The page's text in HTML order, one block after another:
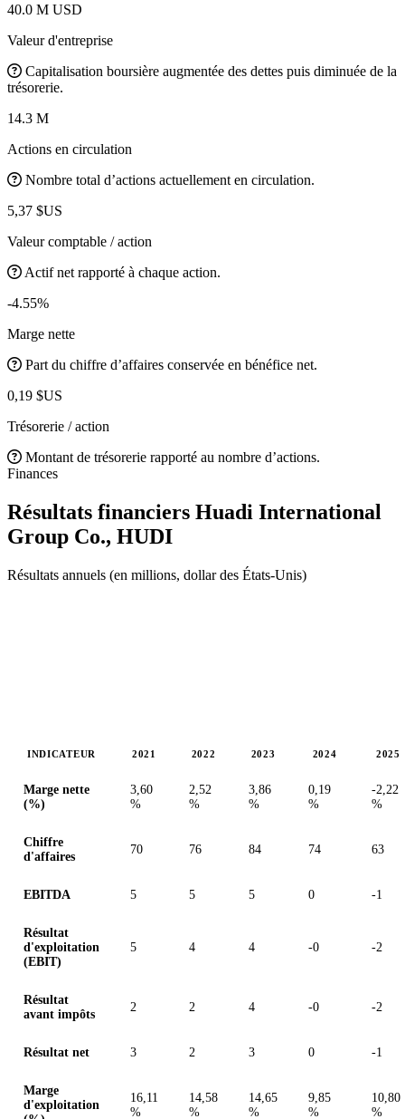
40.0 M USD
Valeur d'entreprise
Capitalisation boursière augmentée des dettes puis diminuée de la
trésorerie.
14.3 M
Actions en circulation
Nombre total d’actions actuellement en circulation.
5,37 $US
Valeur comptable / action
Actif net rapporté à chaque action.
-4.55%
Marge nette
Part du chiffre d’affaires conservée en bénéfice net.
0,19 $US
Trésorerie / action
Montant de trésorerie rapporté au nombre d’actions.
Finances
Résultats financiers Huadi International
Group Co., HUDI
Résultats annuels (en millions, dollar des États-Unis)
INDICATEUR 2021 2022 2023 2024 2025
Marge nette
(%)
3,60
%
2,52
%
3,86
%
0,19
%
-2,22
%
Chiffre
d'affaires
70 76 84 74 63
EBITDA 5 5 5 0 -1
Résultat
d'exploitation
(EBIT)
5 4 4 -0 -2
Résultat
avant impôts
2 2 4 -0 -2
Résultat net 3 2 3 0 -1
Marge
d'exploitation
16,11
%
14,58
%
14,65
%
9,85
%
10,80
%